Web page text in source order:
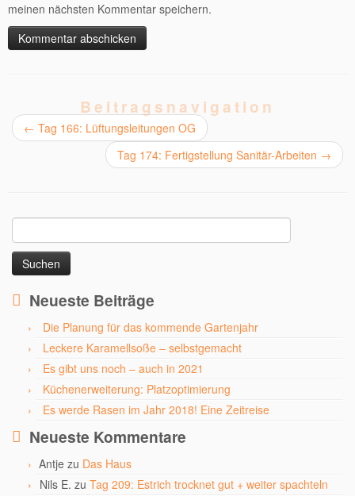
meinen nächsten Kommentar speichern.
Beitragsnavigation
← Tag 166: Lüftungsleitungen OG
Tag 174: Fertigstellung Sanitär-Arbeiten →
nach:
Neueste Beiträge
Die Planung für das kommende Gartenjahr
Leckere Karamellsoße – selbstgemacht
Es gibt uns noch – auch in 2021
Küchenerweiterung: Platzoptimierung
Es werde Rasen im Jahr 2018! Eine Zeitreise
Neueste Kommentare
Antje zu Das Haus
Nils E. zu Tag 209: Estrich trocknet gut + weiter spachteln